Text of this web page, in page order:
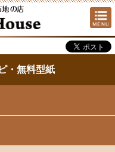
・無料型紙